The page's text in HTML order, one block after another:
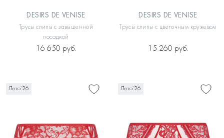
DESIRS DE VENISE
Трусы слипы с завышенной
посадкой
16 650 руб.
DESIRS DE VENISE
Трусы слипы с цветочным кружевом
15 260 руб.
Лето’26 Лето’26